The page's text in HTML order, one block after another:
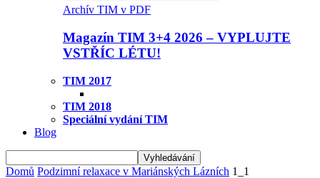
Archív TIM v PDF
Magazín TIM 3+4 2026 – VYPLUJTE
VSTŘÍC LÉTU!
TIM 2017
TIM 2018
Speciální vydání TIM
Blog
Domů Podzimní relaxace v Mariánských Lázních 1_1